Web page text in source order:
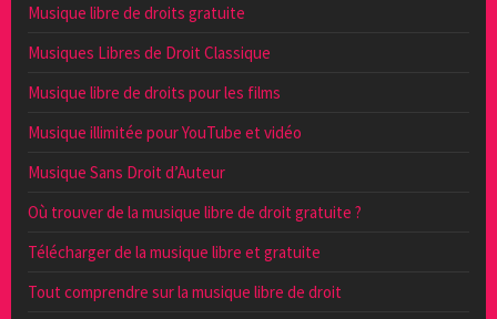
Musique libre de droits gratuite
Musiques Libres de Droit Classique
Musique libre de droits pour les films
Musique illimitée pour YouTube et vidéo
Musique Sans Droit d’Auteur
Où trouver de la musique libre de droit gratuite ?
Télécharger de la musique libre et gratuite
Tout comprendre sur la musique libre de droit